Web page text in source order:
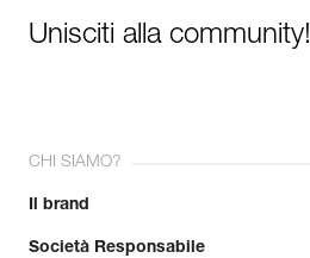
Unisciti alla community!
CHI SIAMO?
Il brand
Società Responsabile